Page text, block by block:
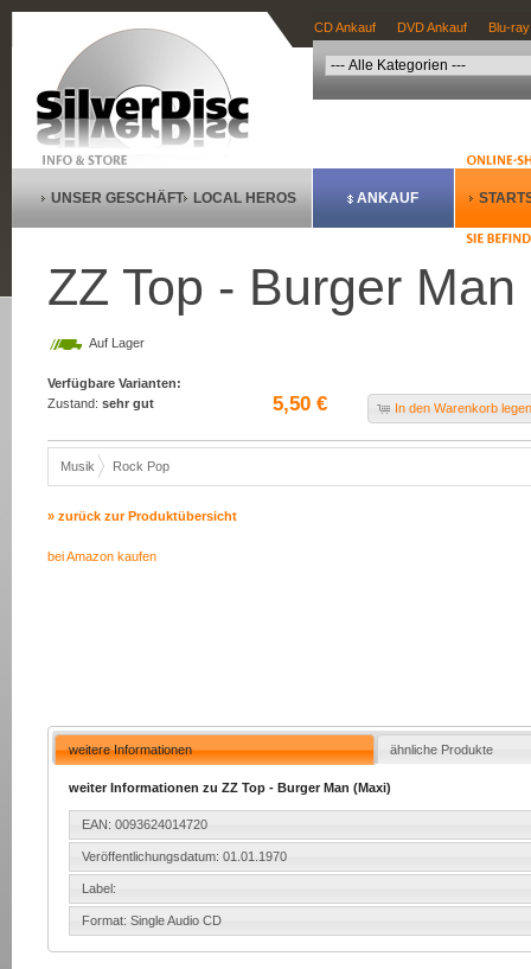
CD Ankauf DVD Ankauf Blu-
UNSER GESCHÄFT LOCAL HEROS ANKAUF
ZZ Top - Burger
Auf Lager
Verfügbare Varianten:
Zustand: sehr gut 5,50 € In den Warenkorb
Musik Rock Pop
» zurück zur Produktübersicht
bei Amazon kaufen
weitere Informationen ähnliche Produkte
weiter Informationen zu ZZ Top - Burger Man (Maxi)
EAN: 0093624014720
Veröffentlichungsdatum: 01.01.1970
Label:
Format: Single Audio CD